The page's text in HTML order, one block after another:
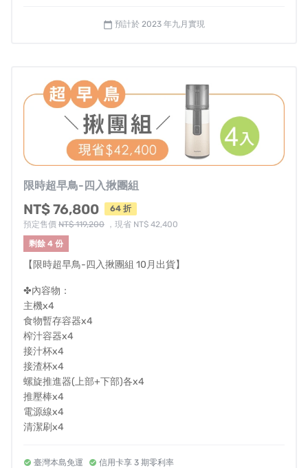
*若有台灣離島寄送需求請先私訊我們詢問，酌收運費
calendar_today 預計於 2023 年九月實現
限時超早鳥-四入揪團組
NT$ 76,800
64 折
預定售價 NT$ 119,200 ，現省 NT$ 42,400
剩餘 4 份
【限時超早鳥-四入揪團組 10月出貨】
✤內容物：
主機x4
食物暫存容器x4
榨汁容器x4
接汁杯x4
接渣杯x4
螺旋推進器(上部+下部)各x4
推壓棒x4
電源線x4
清潔刷x4
---------------
臺灣本島免運 信用卡享 3 期零利率